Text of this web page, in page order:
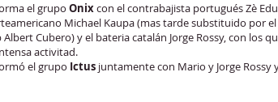
el grupo Onixcon el contrabajista portugués Zè
Michael Kaupa (mas tarde substituido por el
Cubero) y el bateria catalán Jorge Rossy, con los
activitad.
el grupo Ictus juntamente con Mario y Jorge Rossy